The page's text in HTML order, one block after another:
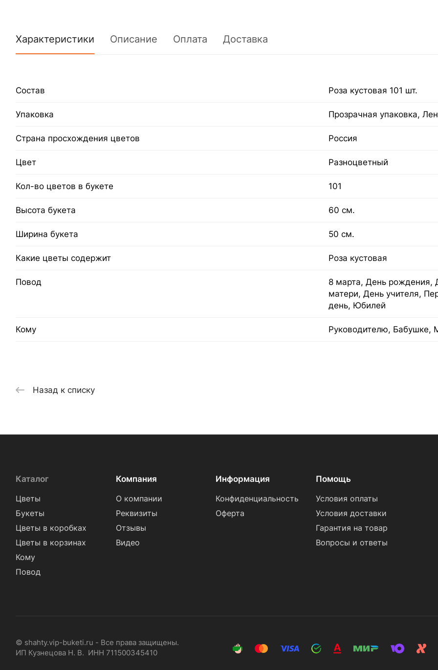
Характеристики Описание Оплата Доставка
Состав Роза кустовая 101 шт.
Упаковка Прозрачная упаковка,
Страна просхождения цветов Россия
Цвет Разноцветный
Кол-во цветов в букете 101
Высота букета 60 см.
Ширина букета 50 см.
Какие цветы содержит Роза кустовая
Повод
8 марта, День рождения,
матери, День учителя,
день, Юбилей
Кому Руководителю,
Назад к списку
Каталог
Цветы
Букеты
Цветы в коробках
Цветы в корзинах
Кому
Повод
Компания
О компании
Реквизиты
Отзывы
Видео
Информация
Конфиденциальность
Оферта
Помощь
Условия оплаты
Условия доставки
Гарантия на товар
Вопросы и ответы
© shahty.vip-buketi.ru - Все права защищены.
ИП Кузнецова Н. В. ИНН 711500345410